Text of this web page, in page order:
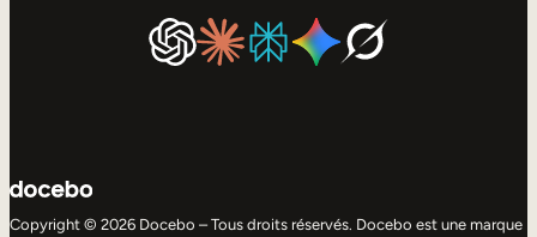
Copyright © 2026 Docebo – Tous droits réservés. Docebo est une marque